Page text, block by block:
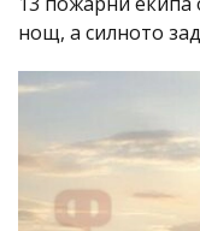
нощ, а силното